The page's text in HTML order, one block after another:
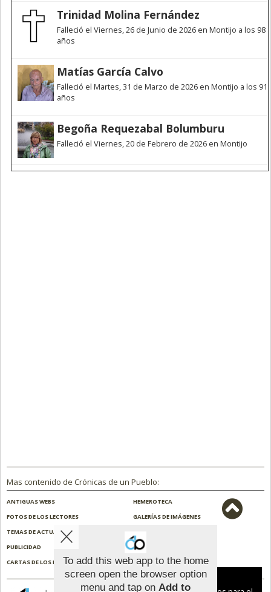
Trinidad Molina Fernández
Falleció el Viernes, 26 de Junio de 2026 en Montijo a los 98
años
Matías García Calvo
Falleció el Martes, 31 de Marzo de 2026 en Montijo a los 91
años
Begoña Requezabal Bolumburu
Falleció el Viernes, 20 de Febrero de 2026 en Montijo
Mas contenido de Crónicas de un Pueblo:
ANTIGUAS WEBS
HEMEROTECA
FOTOS DE LOS LECTORES
GALERÍAS DE IMÁGENES
TEMAS DE ACTUALIDAD
PUBLICIDAD
CONTACTO
CARTAS DE LOS LECTORES
ENCUESTAS
To add this web app to the home
screen open the browser option
menu and tap on Add to
Aviso sobre el Uso de cookies: